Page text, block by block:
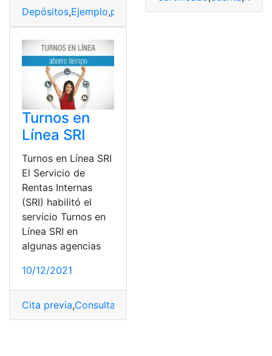
Depósitos,Ejemplo,papeletas,Pasos,ventanilla
Turnos en
Línea SRI
Turnos en Línea SRI
El Servicio de
Rentas Internas
(SRI) habilitó el
servicio Turnos en
Línea SRI en
algunas agencias
10/12/2021
Cita previa,Consultas online